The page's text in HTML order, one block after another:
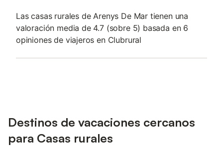
Las casas rurales de Arenys De Mar tienen una
valoración media de 4.7 (sobre 5) basada en 6
opiniones de viajeros en Clubrural
Destinos de vacaciones cercanos
para Casas rurales